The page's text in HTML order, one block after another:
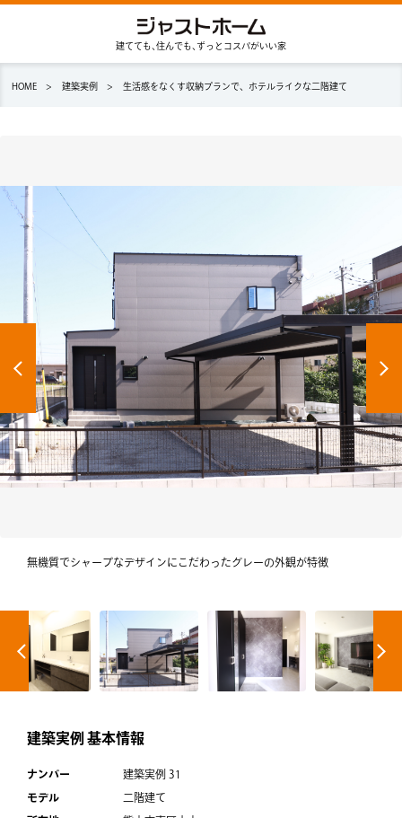
建てても､住んでも､ずっとコスパがいい家
新築プラン
土地
建売
住宅展示場
HOME 建築実例 生活感をなくす収納プランで、ホテルライクな二階建て
無機質でシャープなデザインにこだわったグレーの外観が特徴
建築実例 基本情報
ナンバー 建築実例 31
モデル 二階建て